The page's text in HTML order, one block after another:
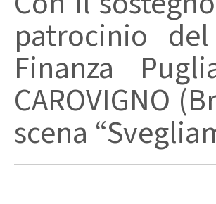
patrocinio
Finanza
CAROVIGNO
scena